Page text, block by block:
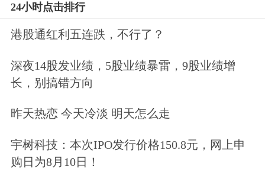
24小时点击排行
港股通红利五连跌，不行了？
深夜14股发业绩，5股业绩暴雷，9股业绩增
长，别搞错方向
昨天热恋 今天冷淡 明天怎么走
宇树科技：本次IPO发行价格150.8元，网上申
购日为8月10日！